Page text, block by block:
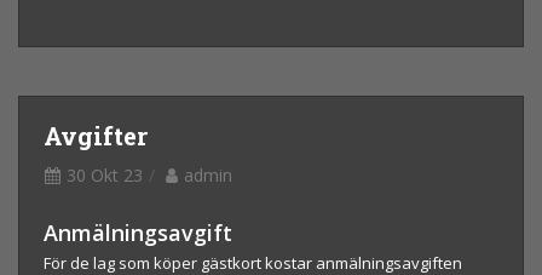
Avgifter
30 Okt 23 admin
Anmälningsavgift
För de lag som köper gästkort kostar anmälningsavgiften